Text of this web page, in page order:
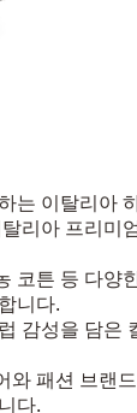
는 이탈리아
리아 프리미
코튼 등 다양
니다.
감성을 담은
와 패션 브랜
다.